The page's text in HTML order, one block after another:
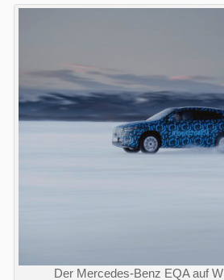
Der Mercedes-Benz EQA auf